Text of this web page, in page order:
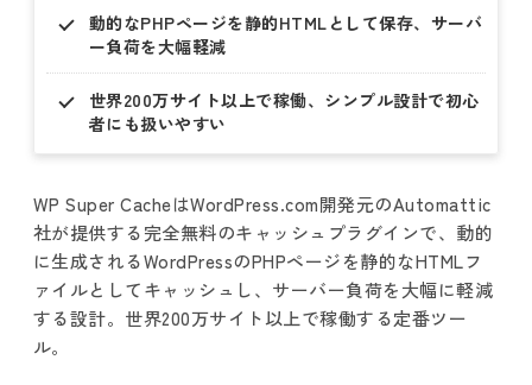
動的なPHPページを静的HTMLとして保存、サーバ
ー負荷を大幅軽減
世界200万サイト以上で稼働、シンプル設計で初心
者にも扱いやすい
WP Super CacheはWordPress.com開発元のAutomattic
社が提供する完全無料のキャッシュプラグインで、動的
に生成されるWordPressのPHPページを静的なHTMLフ
ァイルとしてキャッシュし、サーバー負荷を大幅に軽減
する設計。世界200万サイト以上で稼働する定番ツー
ル。